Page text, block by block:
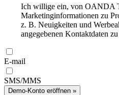
Ich willige ein, von OANDA
Marketinginformationen zu
z. B. Neuigkeiten und
angegebenen Kontaktdaten
E-mail
SMS/MMS
Demo-Konto eröffnen »